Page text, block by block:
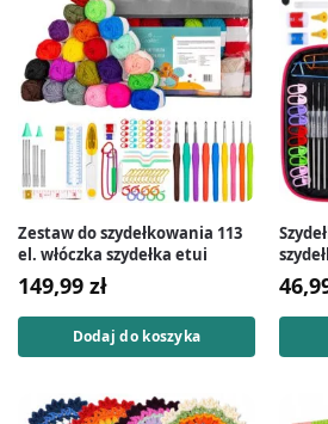
Zestaw do szydełkowania 113
el. włóczka szydełka etui
149,99 zł
Dodaj do koszyka